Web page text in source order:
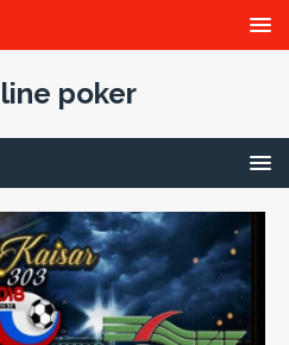
poker